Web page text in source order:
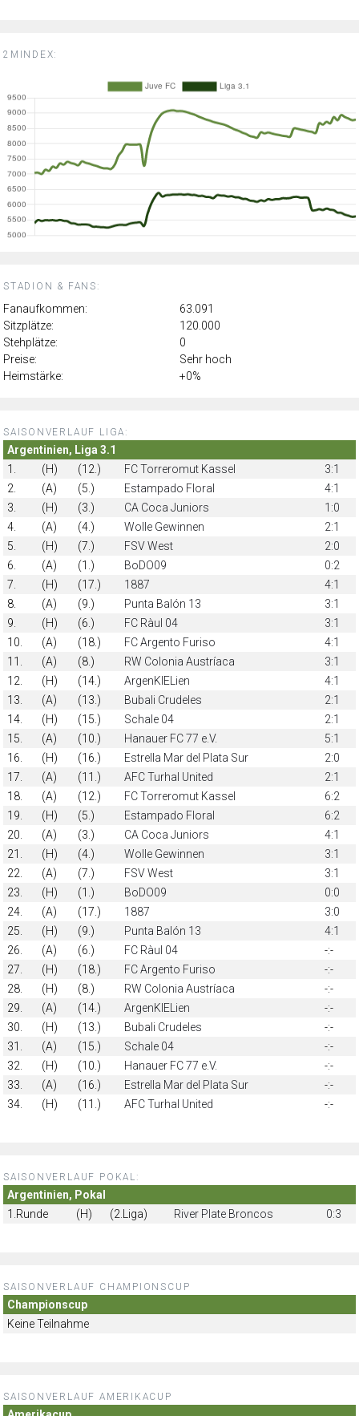
2MINDEX:
STADION & FANS:
Fanaufkommen:
63.091
Sitzplätze:
120.000
Stehplätze:
0
Preise:
Sehr hoch
Heimstärke:
+0%
SAISONVERLAUF LIGA:
Argentinien, Liga 3.1
1.
(H) (12.) FC Torreromut Kassel
3:1
2.
(A) (5.) Estampado Floral
4:1
3.
(H) (3.) CA Coca Juniors
1:0
4.
(A) (4.) Wolle Gewinnen
2:1
5.
(H) (7.) FSV West
2:0
6.
(A) (1.) BoDO09
0:2
7.
(H) (17.) 1887
4:1
8.
(A) (9.) Punta Balón 13
3:1
9.
(H) (6.) FC Ràul 04
3:1
10.
(A) (18.) FC Argento Furiso
4:1
11.
(A) (8.) RW Colonia Austríaca
3:1
12.
(H) (14.) ArgenKIELien
4:1
13.
(A) (13.) Bubali Crudeles
2:1
14.
(H) (15.) Schale 04
2:1
15.
(A) (10.) Hanauer FC 77 e.V.
5:1
16.
(H) (16.) Estrella Mar del Plata Sur
2:0
17.
(A) (11.) AFC Turhal United
2:1
18.
(A) (12.) FC Torreromut Kassel
6:2
19.
(H) (5.) Estampado Floral
6:2
20.
(A) (3.) CA Coca Juniors
4:1
21.
(H) (4.) Wolle Gewinnen
3:1
22.
(A) (7.) FSV West
3:1
23.
(H) (1.) BoDO09
0:0
24.
(A) (17.) 1887
3:0
25.
(H) (9.) Punta Balón 13
4:1
26.
(A) (6.) FC Ràul 04
-:-
27.
(H) (18.) FC Argento Furiso
-:-
28.
(H) (8.) RW Colonia Austríaca
-:-
29.
(A) (14.) ArgenKIELien
-:-
30.
(H) (13.) Bubali Crudeles
-:-
31.
(A) (15.) Schale 04
-:-
32.
(H) (10.) Hanauer FC 77 e.V.
-:-
33.
(A) (16.) Estrella Mar del Plata Sur
-:-
34.
(H) (11.) AFC Turhal United -:-
SAISONVERLAUF POKAL:
Argentinien, Pokal
1.Runde
(H) (2.Liga) River Plate Broncos 0:3
SAISONVERLAUF CHAMPIONSCUP
Championscup
Keine Teilnahme
SAISONVERLAUF AMERIKACUP